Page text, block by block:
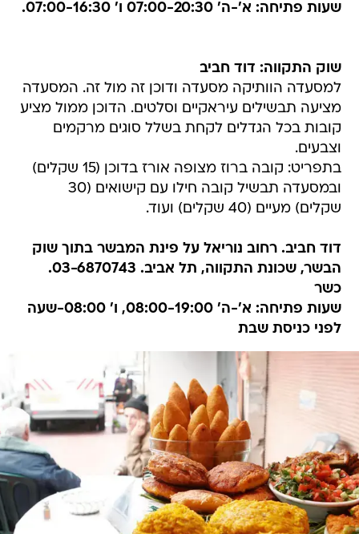
שעות פתיחה: א'-ה' 07:00-20:30 ו' 07:00-16:30.
שוק התקווה: דוד חביב
למסעדה הוותיקה מסעדה ודוכן זה מול זה. המסעדה
מציעה תבשילים עיראקיים וסלטים. הדוכן ממול מציע
קובות בכל הגדלים לקחת בשלל סוגים מרקמים
וצבעים.
בתפריט: קובה ברוז מצופה אורז בדוכן (15 שקלים)
ובמסעדה תבשיל קובה חילו עם קישואים (30
שקלים) מעיים (40 שקלים) ועוד.
דוד חביב. רחוב נוריאל על פינת המבשר בתוך שוק
הבשר, שכונת התקווה, תל אביב. 03-6870743.
כשר
שעות פתיחה: א'-ה' 08:00-19:00, ו' 08:00-שעה
לפני כניסת שבת